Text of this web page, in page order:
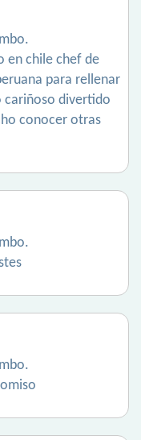
en chile chef de
para rellenar
divertido
conocer otras